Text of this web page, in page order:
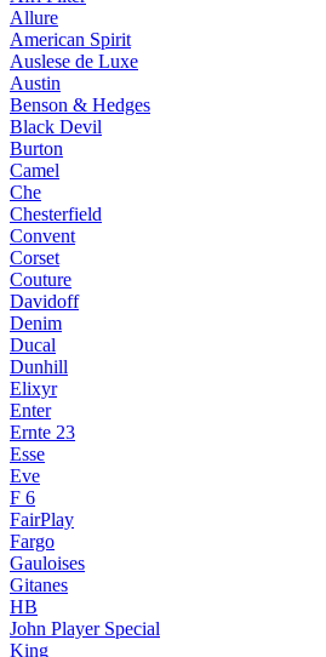
Allure
American Spirit
Auslese de Luxe
Austin
Benson & Hedges
Black Devil
Burton
Camel
Che
Chesterfield
Convent
Corset
Couture
Davidoff
Denim
Ducal
Dunhill
Elixyr
Enter
Ernte 23
Esse
Eve
F 6
FairPlay
Fargo
Gauloises
Gitanes
HB
John Player Special
King